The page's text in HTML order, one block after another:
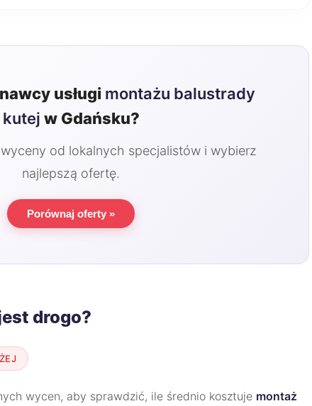
usługi montażu balustrady
kutej w Gdańsku?
od lokalnych specjalistów i wybierz
najlepszą ofertę.
Porównaj oferty »
drogo?
wycen, aby sprawdzić, ile średnio kosztuje montaż